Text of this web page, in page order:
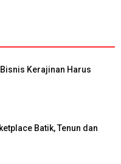
Kerajinan Harus
Batik, Tenun dan